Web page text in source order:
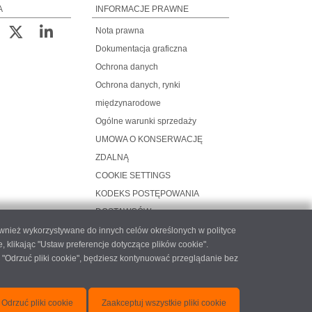
INFORMACJE PRAWNE
Nota prawna
Dokumentacja graficzna
Ochrona danych
Ochrona danych, rynki
międzynarodowe
Ogólne warunki sprzedaży
UMOWA O KONSERWACJĘ
ZDALNĄ
COOKIE SETTINGS
KODEKS POSTĘPOWANIA
DOSTAWCÓW
wykorzystywane do innych celów określonych w polityce
klikając "Ustaw preferencje dotyczące plików cookie".
pliki cookie", będziesz kontynuować przeglądanie bez
Odrzuć pliki cookie Zaakceptuj wszystkie pliki cookie